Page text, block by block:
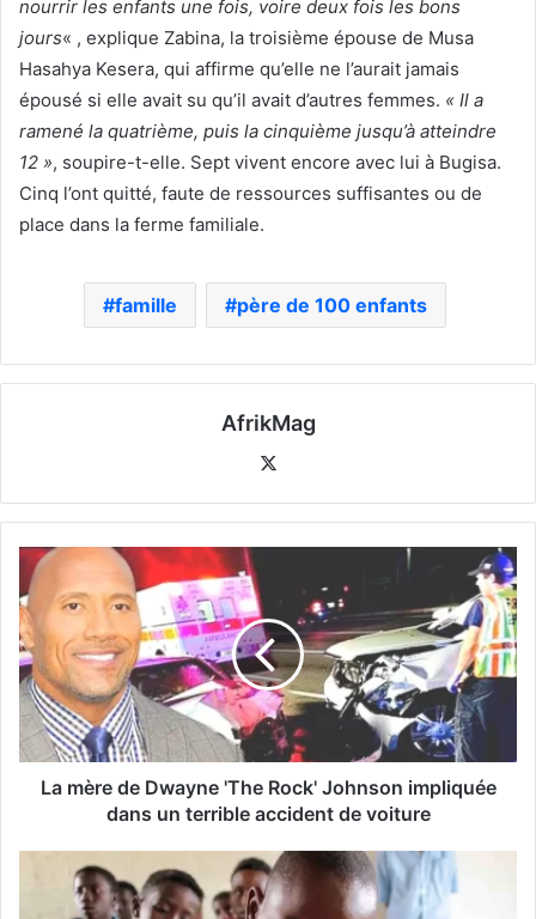
nourrir les enfants une fois, voire deux fois les bons
jours« , explique Zabina, la troisième épouse de Musa
Hasahya Kesera, qui affirme qu’elle ne l’aurait jamais
épousé si elle avait su qu’il avait d’autres femmes. « Il a
ramené la quatrième, puis la cinquième jusqu’à atteindre
12 », soupire-t-elle. Sept vivent encore avec lui à Bugisa.
Cinq l’ont quitté, faute de ressources suffisantes ou de
place dans la ferme familiale.
famille père de 100 enfants
AfrikMag
La mère de Dwayne 'The Rock' Johnson impliquée
dans un terrible accident de voiture